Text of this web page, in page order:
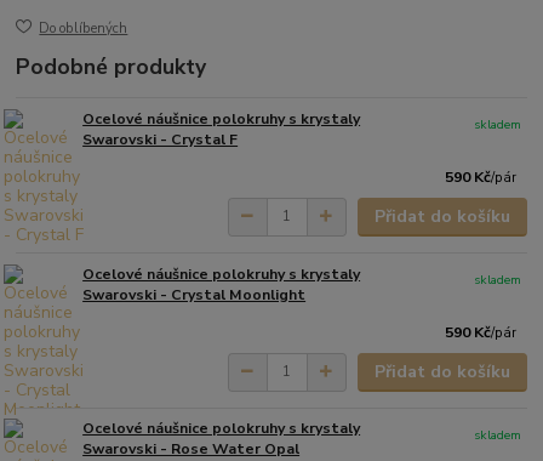
Do oblíbených
Podobné produkty
Ocelové náušnice polokruhy s krystaly
Swarovski - Crystal F
590 Kč/pár
skladem
Přidat do košíku
Ocelové náušnice polokruhy s krystaly
Swarovski - Crystal Moonlight
590 Kč/pár
skladem
Přidat do košíku
Ocelové náušnice polokruhy s krystaly
Swarovski - Rose Water Opal
skladem